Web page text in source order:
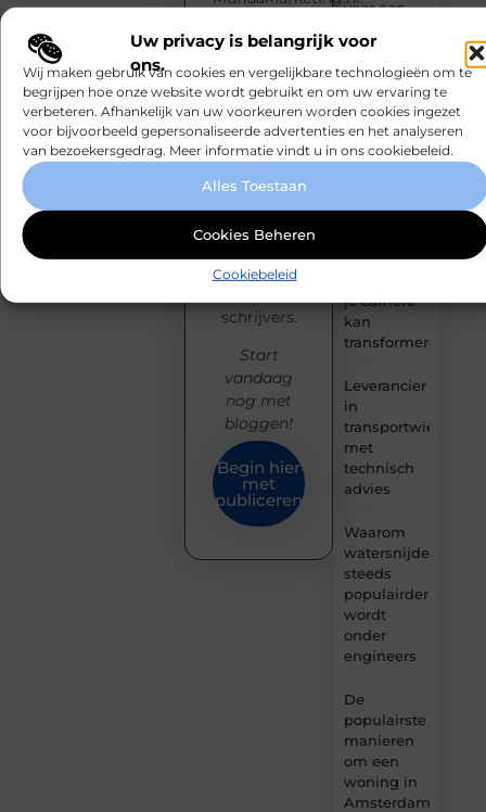
Uw privacy is belangrijk voor
ons.
Wij maken gebruik van cookies en vergelijkbare technologieën om te
begrijpen hoe onze website wordt gebruikt en om uw ervaring te
verbeteren. Afhankelijk van uw voorkeuren worden cookies ingezet
voor bijvoorbeeld gepersonaliseerde advertenties en het analyseren
van bezoekersgedrag. Meer informatie vindt u in ons cookiebeleid.
Alles Toestaan
Cookies Beheren
Cookiebeleid
voor een
Waarom
Ermelo de
perfecte
plek is voor
jouw
bij
je carrière
kan
transformeren
Leverancier
in
transportwielen
met
technisch
advies
Waarom
watersnijden
steeds
populairder
wordt
onder
engineers
De
populairste
manieren
om een
woning in
Amsterdam
moeiteloos
je blogs,
inspireer
een breed
publiek en
sluit je aan
bij een
community
creatieve
schrijvers.
Start
vandaag
nog met
bloggen!
Begin hier
met
publiceren